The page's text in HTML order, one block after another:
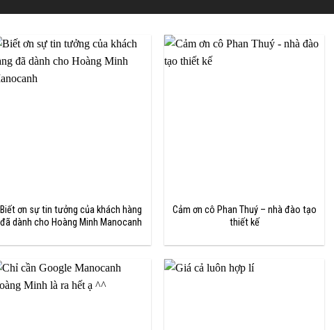
Biết ơn sự tin tưởng của khách hàng
đã dành cho Hoàng Minh Manocanh
Cảm ơn cô Phan Thuý – nhà đào tạo
thiết kế